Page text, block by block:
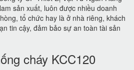
sản xuất, luôn được nhiều doanh
tổ chức hay là ở nhà riêng, khách
tin cậy, đảm bảo sự an toàn tài sản
cháy KCC120